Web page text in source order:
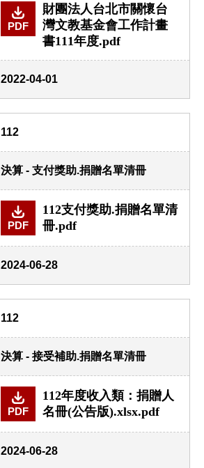
PDF
財團法人台北市關懷台
灣文教基金會工作計畫
書111年度.pdf
2022-04-01
112
決算 - 支付獎助.捐贈名單清冊
PDF
112支付獎助.捐贈名單清
冊.pdf
2024-06-28
112
決算 - 接受補助.捐贈名單清冊
PDF
112年度收入類：捐贈人
名冊(公告版).xlsx.pdf
2024-06-28